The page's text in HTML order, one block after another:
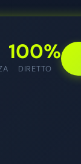
100%
DIRETTO